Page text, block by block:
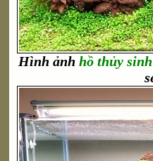
Hình ảnh hồ thủy